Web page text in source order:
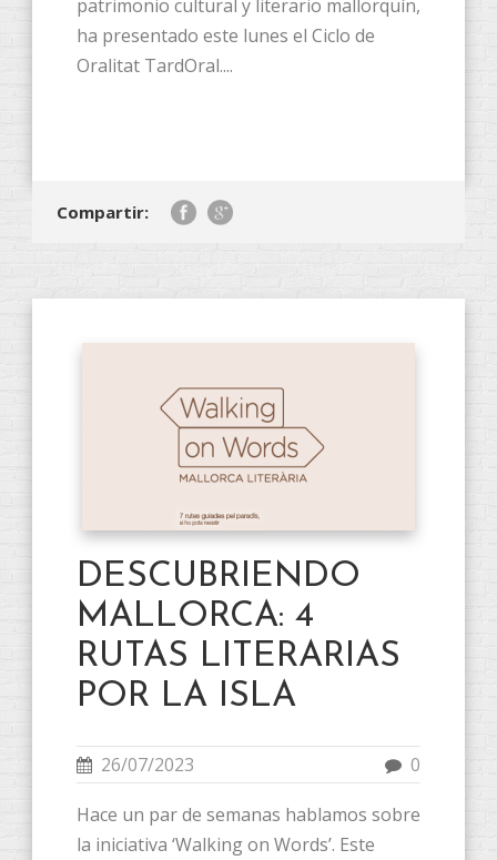
patrimonio cultural y literario mallorquín,
ha presentado este lunes el Ciclo de
Oralitat TardOral....
Compartir:
DESCUBRIENDO
MALLORCA: 4
RUTAS LITERARIAS
POR LA ISLA
26/07/2023 0
Hace un par de semanas hablamos sobre
la iniciativa ‘Walking on Words’. Este